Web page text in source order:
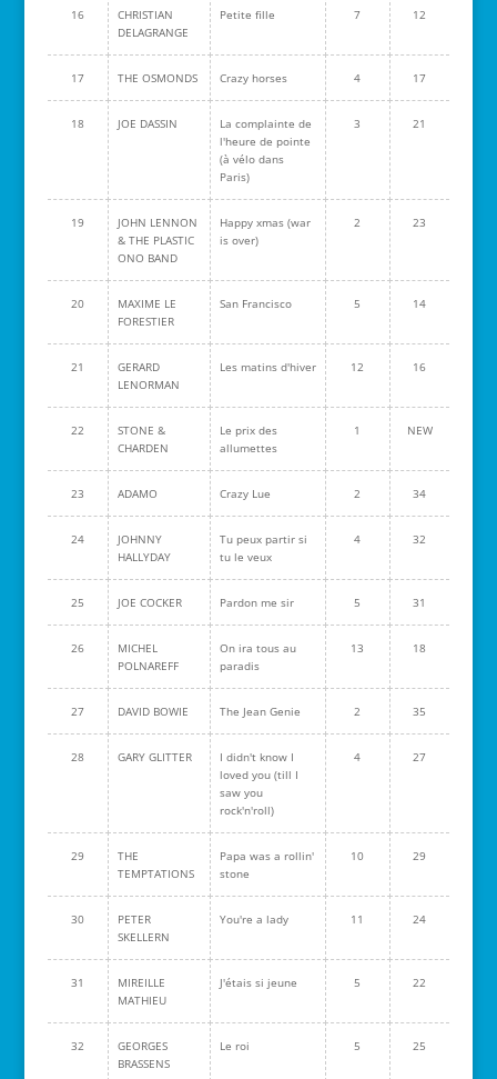
16
CHRISTIAN
DELAGRANGE
Petite fille 7 12
17 THE OSMONDS Crazy horses 4 17
18 JOE DASSIN
La complainte de
l'heure de pointe
(à vélo dans
Paris)
3 21
19
JOHN LENNON
& THE PLASTIC
ONO BAND
Happy xmas (war
is over)
2 23
20
MAXIME LE
FORESTIER
San Francisco 5 14
21
GERARD
LENORMAN
Les matins d'hiver 12 16
22
STONE &
CHARDEN
Le prix des
allumettes
1 NEW
23 ADAMO Crazy Lue 2 34
24
JOHNNY
HALLYDAY
Tu peux partir si
tu le veux
4 32
25 JOE COCKER Pardon me sir 5 31
26
MICHEL
POLNAREFF
On ira tous au
paradis
13 18
27 DAVID BOWIE The Jean Genie 2 35
28 GARY GLITTER
I didn't know I
loved you (till I
saw you
rock'n'roll)
4 27
29
THE
TEMPTATIONS
Papa was a rollin'
stone
10 29
30
PETER
SKELLERN
You're a lady 11 24
31
MIREILLE
MATHIEU
J'étais si jeune 5 22
32
GEORGES
BRASSENS
Le roi 5 25